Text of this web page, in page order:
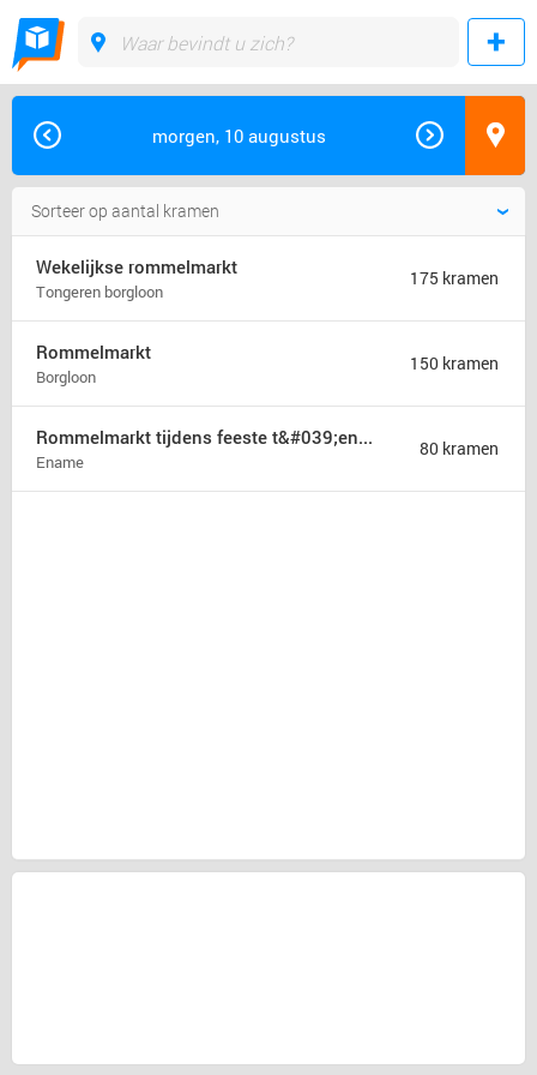
morgen, 10 augustus
Wekelijkse rommelmarkt
Tongeren borgloon
175 kramen
Rommelmarkt
Borgloon
150 kramen
Rommelmarkt tijdens feeste t&#039;ename
Ename
80 kramen